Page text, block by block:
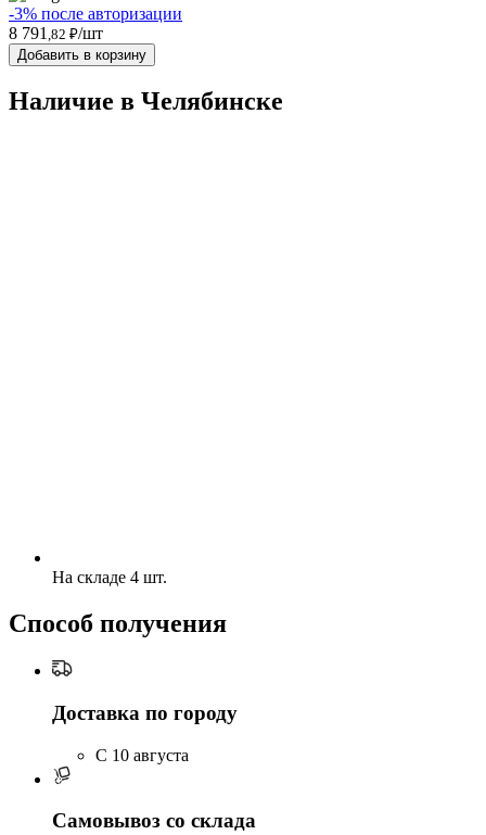
-3% после авторизации
8 791 ,82 ₽/шт
Добавить в корзину
Наличие в Челябинскe
На складе 4 шт.
Способ получения
Доставка по городу
C 10 августа
Самовывоз со склада